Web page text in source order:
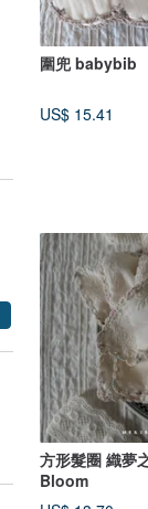
圍兜 babybib
US$ 15.41
方形髮圈 織夢
Bloom